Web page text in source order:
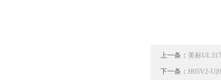
上一条： 美标
下一条： H05V2-